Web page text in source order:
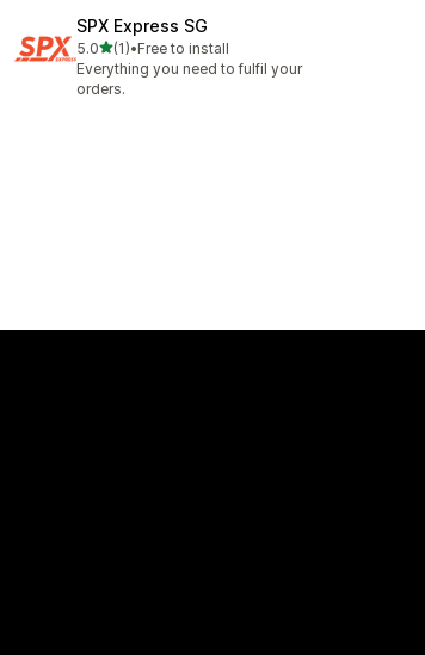
SPX Express SG
5.0เต็ม 5 ดาว
(1)
ทั้งหมด 1 รีวิว
•Free to install
Everything you need to fulfil your
orders.